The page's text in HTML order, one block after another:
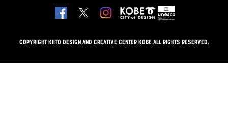
COPYRIGHT KIITO DESIGN AND CREATIVE CENTER KOBE ALL RIGHTS RESERVED.